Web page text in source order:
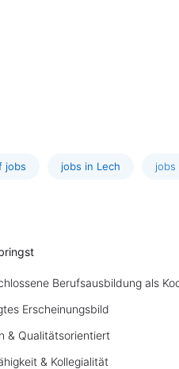
jobs jobs in Lech jobs
Berufsausbildung als
Erscheinungsbild
& Qualitätsorientiert
& Kollegialität